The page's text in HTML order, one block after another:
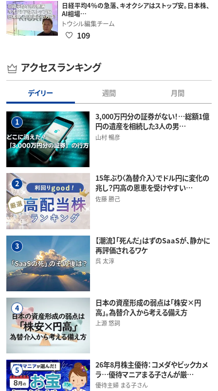
日経平均4％の急落、キオクシアはストップ安。日本株、
AI相場…
トウシル編集チーム
109
アクセスランキング
デイリー 週間 月間
1
3,000万円分の証券がない！…総額1億
円の遺産を相続した3人の男…
山村 暢彦
2
15年ぶり〈為替介入〉でドル円に変化の
兆し？円高の恩恵を受けやすい…
佐藤 勝己
3
【潮流】「死んだ」はずのSaaSが、静かに
再評価されるワケ
呉 太淳
4
日本の資産形成の弱点は「株安×円
高」。為替介入から考える備え方
上源 悠詞
5
26年8月株主優待：コメダやビックカメ
ラ…優待マニアまる子さんが厳…
優待主婦 まる子さん